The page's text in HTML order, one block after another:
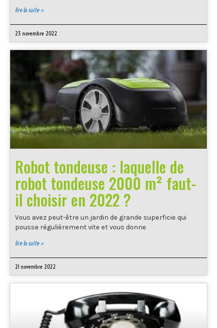
lire la suite »
23 novembre 2022
Robot tondeuse : laquelle de
robot tondeuse 2000 m² faut-
il choisir en 2022 ?
Vous avez peut-être un jardin de grande superficie qui
pousse régulièrement vite et vous donne
lire la suite »
21 novembre 2022